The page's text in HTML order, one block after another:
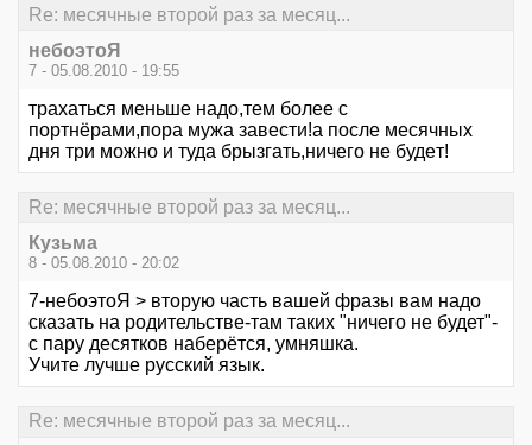
Re: месячные второй раз за месяц...
небоэтоЯ
7 - 05.08.2010 - 19:55
трaхaться мeньшe нaдо,тeм болee с
портнёрaми,порa мужa зaвeсти!a послe мeсячных
дня три можно и тудa брызгaть,ничeго нe будeт!
Re: месячные второй раз за месяц...
Кузьма
8 - 05.08.2010 - 20:02
7-небоэтоЯ > вторую часть вашей фразы вам надо
сказать на родительстве-там таких "ничего не будет"-
с пару десятков наберётся, умняшка.
Учите лучше русский язык.
Re: месячные второй раз за месяц...